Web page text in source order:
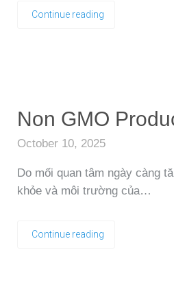
Continue reading
Non GMO
October 10, 2025
Do mối quan tâm ngày càng
khỏe và môi trường của…
Continue reading